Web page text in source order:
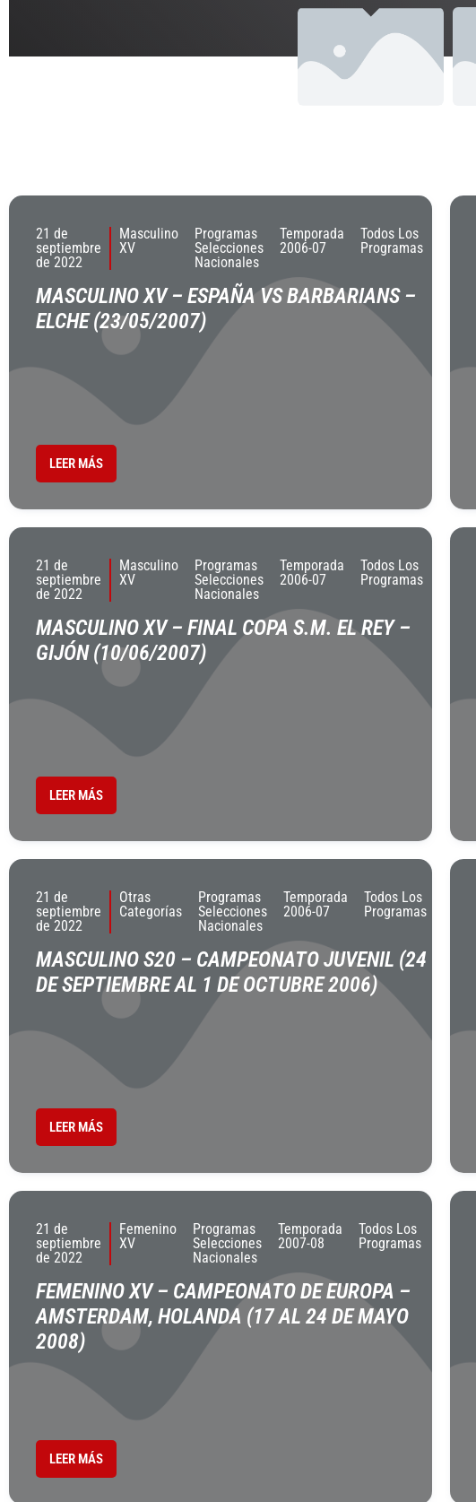
21 de
septiembre
de 2022
Masculino
XV
Programas
Selecciones
Nacionales
Temporada
2006-07
Todos Los
Programas
MASCULINO XV – ESPAÑA VS BARBARIANS –
ELCHE (23/05/2007)
LEER MÁS
21 de
septiembre
de 2022
Masculino
XV
Programas
Selecciones
Nacionales
Temporada
2006-07
Todos Los
Programas
MASCULINO XV – FINAL COPA S.M. EL REY –
GIJÓN (10/06/2007)
LEER MÁS
21 de
septiembre
de 2022
Otras
Categorías
Programas
Selecciones
Nacionales
Temporada
2006-07
Todos Los
Programas
MASCULINO S20 – CAMPEONATO JUVENIL (24
DE SEPTIEMBRE AL 1 DE OCTUBRE 2006)
LEER MÁS
21 de
septiembre
de 2022
Femenino
XV
Programas
Selecciones
Nacionales
Temporada
2007-08
Todos Los
Programas
FEMENINO XV – CAMPEONATO DE EUROPA –
AMSTERDAM, HOLANDA (17 AL 24 DE MAYO
2008)
LEER MÁS